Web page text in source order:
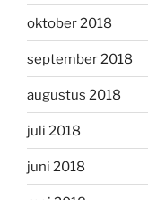
oktober 2018
september 2018
augustus 2018
juli 2018
juni 2018